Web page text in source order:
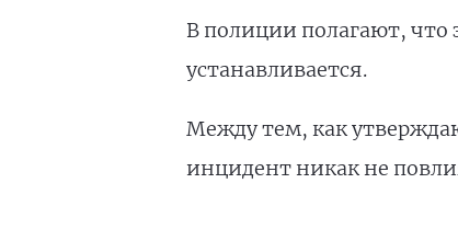
В полиции полагают, что
устанавливается.
Между тем, как
инцидент никак не